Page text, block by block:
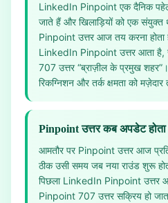
LinkedIn Pinpoint एक दैनिक
जाते हैं और खिलाड़ियों को एक संयुक्त
Pinpoint उत्तर आज तय करना होता
LinkedIn Pinpoint उत्तर आता
707 उत्तर “ब्राज़ील के प्रमुख शहर”।
रिकग्निशन और तर्क क्षमता को
Pinpoint उत्तर कब अपडेट होता
आमतौर पर Pinpoint उत्तर आज
ठीक उसी समय जब नया राउंड शुरू
पिछला LinkedIn Pinpoint उत्तर
Pinpoint 707 उत्तर सक्रिय हो